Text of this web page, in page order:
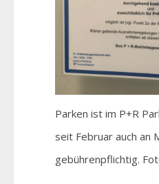
Parken ist im P+R
seit Februar auch an
gebührenpflichtig.